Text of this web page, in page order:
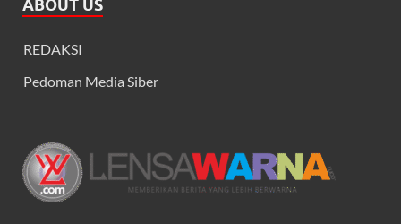
ABOUT US
REDAKSI
Pedoman Media Siber